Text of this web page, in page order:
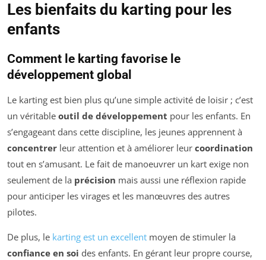
Les bienfaits du karting pour les
enfants
Comment le karting favorise le
développement global
Le karting est bien plus qu’une simple activité de loisir ; c’est
un véritable outil de développement pour les enfants. En
s’engageant dans cette discipline, les jeunes apprennent à
concentrer leur attention et à améliorer leur coordination
tout en s’amusant. Le fait de manoeuvrer un kart exige non
seulement de la précision mais aussi une réflexion rapide
pour anticiper les virages et les manœuvres des autres
pilotes.
De plus, le karting est un excellent moyen de stimuler la
confiance en soi des enfants. En gérant leur propre course,